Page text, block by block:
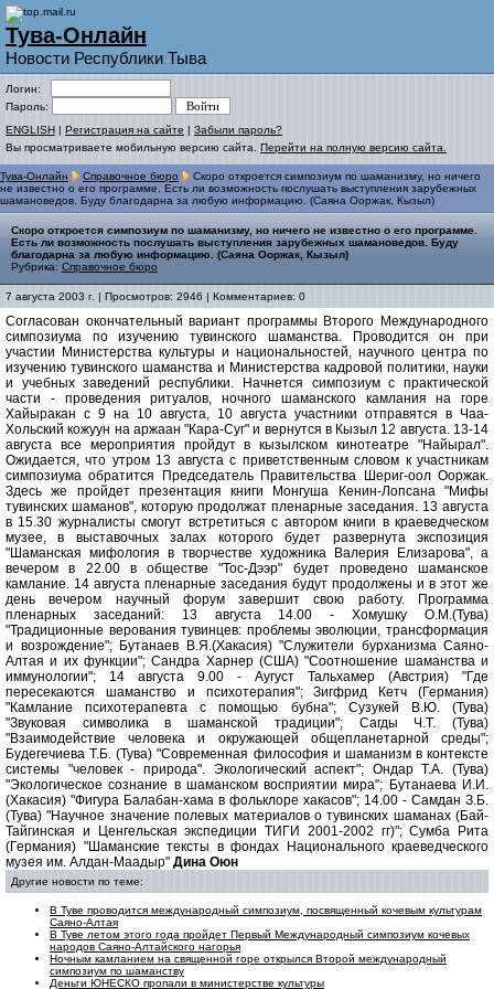
Тува-Онлайн
Новости Республики Тыва
Логин:
Пароль:
ENGLISH | Регистрация на сайте | Забыли пароль?
Вы просматриваете мобильную версию сайта. Перейти на полную версию сайта.
Тува-Онлайн Справочное бюро
Скоро откроется симпозиум по шаманизму, но ничего
не известно о его программе. Есть ли возможность послушать выступления зарубежных
шамановедов. Буду благодарна за любую информацию. (Саяна Ооржак, Кызыл)
Скоро откроется симпозиум по шаманизму, но ничего не известно о его программе.
Есть ли возможность послушать выступления зарубежных шамановедов. Буду
благодарна за любую информацию. (Саяна Ооржак, Кызыл)
Рубрика: Справочное бюро
7 августа 2003 г. | Просмотров: 2946 | Комментариев: 0
Cогласован окончательный вариант программы Второго Международного
симпозиума по изучению тувинского шаманства. Проводится он при
участии Министерства культуры и национальностей, научного центра по
изучению тувинского шаманства и Министерства кадровой политики, науки
и учебных заведений республики. Начнется симпозиум с практической
части - проведения ритуалов, ночного шаманского камлания на горе
Хайыракан с 9 на 10 августа, 10 августа участники отправятся в Чаа-
Хольский кожуун на аржаан "Кара-Суг" и вернутся в Кызыл 12 августа. 13-14
августа все мероприятия пройдут в кызылском кинотеатре "Найырал".
Ожидается, что утром 13 августа с приветственным словом к участникам
симпозиума обратится Председатель Правительства Шериг-оол Ооржак.
Здесь же пройдет презентация книги Монгуша Кенин-Лопсана "Мифы
тувинских шаманов", которую продолжат пленарные заседания. 13 августа
в 15.30 журналисты смогут встретиться с автором книги в краеведческом
музее, в выставочных залах которого будет развернута экспозиция
"Шаманская мифология в творчестве художника Валерия Елизарова", а
вечером в 22.00 в обществе "Тос-Дээр" будет проведено шаманское
камлание. 14 августа пленарные заседания будут продолжены и в этот же
день вечером научный форум завершит свою работу. Программа
пленарных заседаний: 13 августа 14.00 - Хомушку О.М.(Тува)
"Традиционные верования тувинцев: проблемы эволюции, трансформация
и возрождение"; Бутанаев В.Я.(Хакасия) "Служители бурханизма Саяно-
Алтая и их функции"; Сандра Харнер (США) "Соотношение шаманства и
иммунологии"; 14 августа 9.00 - Аугуст Тальхамер (Австрия) "Где
пересекаются шаманство и психотерапия"; Зигфрид Кетч (Германия)
"Камлание психотерапевта с помощью бубна"; Сузукей В.Ю. (Тува)
"Звуковая символика в шаманской традиции"; Сагды Ч.Т. (Тува)
"Взаимодействие человека и окружающей общепланетарной среды";
Будегечиева Т.Б. (Тува) "Современная философия и шаманизм в контексте
системы "человек - природа". Экологический аспект"; Ондар Т.А. (Тува)
"Экологическое сознание в шаманском восприятии мира"; Бутанаева И.И.
(Хакасия) "Фигура Балабан-хама в фольклоре хакасов"; 14.00 - Самдан З.Б.
(Тува) "Научное значение полевых материалов о тувинских шаманах (Бай-
Тайгинская и Ценгельская экспедиции ТИГИ 2001-2002 гг)"; Сумба Рита
(Германия) "Шаманские тексты в фондах Национального краеведческого
музея им. Алдан-Маадыр" Дина Оюн
Другие новости по теме:
В Туве проводится международный симпозиум, посвященный кочевым культурам
Саяно-Алтая
В Туве летом этого года пройдет Первый Международный симпозиум кочевых
народов Саяно-Алтайского нагорья
Ночным камланием на священной горе открылся Второй международный
симпозиум по шаманству
Деньги ЮНЕСКО пропали в министерстве культуры